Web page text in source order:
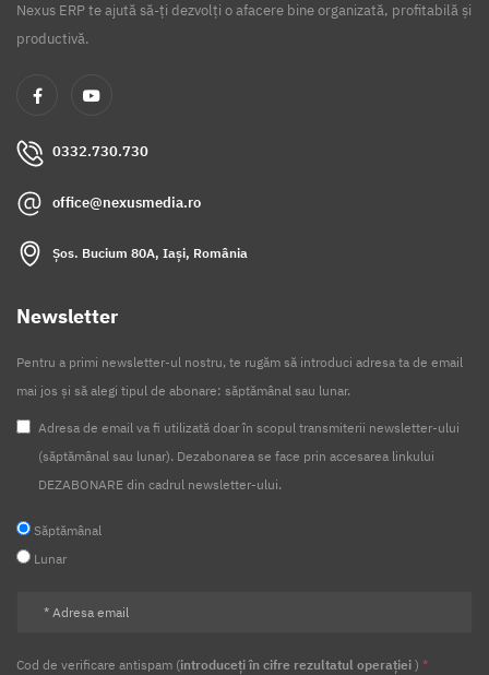
Nexus ERP te ajută să-ți dezvolți o afacere bine organizată, profitabilă și
productivă.
0332.730.730
office@nexusmedia.ro
Șos. Bucium 80A, Iași, România
Newsletter
Pentru a primi newsletter-ul nostru, te rugăm să introduci adresa ta de email
mai jos și să alegi tipul de abonare: săptămânal sau lunar.
Adresa de email va fi utilizată doar în scopul transmiterii newsletter-ului
(săptămânal sau lunar). Dezabonarea se face prin accesarea linkului
DEZABONARE din cadrul newsletter-ului.
Săptămânal
Lunar
Cod de verificare antispam (introduceți în cifre rezultatul operației ) *